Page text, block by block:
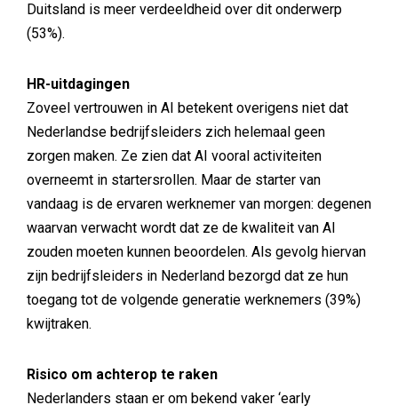
Duitsland is meer verdeeldheid over dit onderwerp
(53%).
HR-uitdagingen
Zoveel vertrouwen in AI betekent overigens niet dat
Nederlandse bedrijfsleiders zich helemaal geen
zorgen maken. Ze zien dat AI vooral activiteiten
overneemt in startersrollen. Maar de starter van
vandaag is de ervaren werknemer van morgen: degenen
waarvan verwacht wordt dat ze de kwaliteit van AI
zouden moeten kunnen beoordelen. Als gevolg hiervan
zijn bedrijfsleiders in Nederland bezorgd dat ze hun
toegang tot de volgende generatie werknemers (39%)
kwijtraken.
Risico om achterop te raken
Nederlanders staan er om bekend vaker ‘early